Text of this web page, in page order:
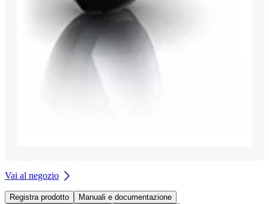
Vai al negozio
Registra prodotto
Manuali e documentazione